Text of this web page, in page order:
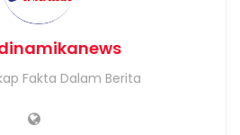
Fakta Dalam Berita